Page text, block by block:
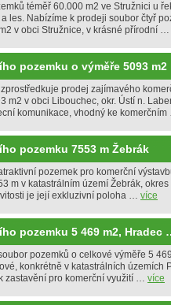
téměř 60.000 m2 ve Stružnici u
les. Nabízíme k prodeji soubor čtyř
v obci Stružnice, v krásné přírodní …
pozemku o výměře 5093
prodej zajímavého
m2 v obci Libouchec, okr. Ústí n.
komunikace, vhodný ke
pozemku 7553 m Žebrák
pozemek pro komerční
m v katastrálním území Žebrák,
je její exkluzivní poloha … více
pozemku 5 469 m2, Hradec
pozemků o celkové výměře 5
konkrétně v katastrálních územích
zastavění pro komerční využití … více